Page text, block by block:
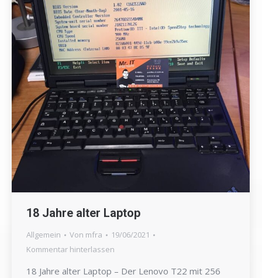
18 Jahre alter Laptop
Allgemein Von mfra
19/06/2021
Kommentar hinterlassen
18 Jahre alter Laptop – Der Lenovo T22 mit 256